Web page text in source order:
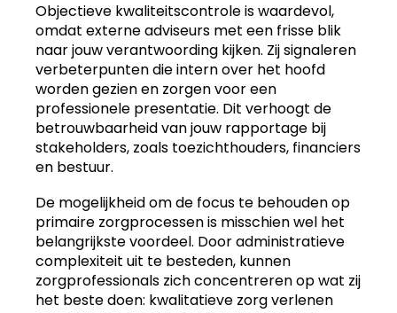
Objectieve kwaliteitscontrole is waardevol,
omdat externe adviseurs met een frisse blik
naar jouw verantwoording kijken. Zij signaleren
verbeterpunten die intern over het hoofd
worden gezien en zorgen voor een
professionele presentatie. Dit verhoogt de
betrouwbaarheid van jouw rapportage bij
stakeholders, zoals toezichthouders, financiers
en bestuur.
De mogelijkheid om de focus te behouden op
primaire zorgprocessen is misschien wel het
belangrijkste voordeel. Door administratieve
complexiteit uit te besteden, kunnen
zorgprofessionals zich concentreren op wat zij
het beste doen: kwalitatieve zorg verlenen